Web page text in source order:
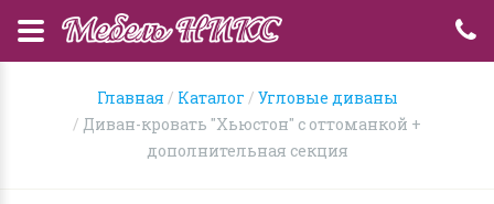
Главная Каталог
Угловые диваны
Диван-кровать "Хьюстон" с оттоманкой +
дополнительная секция